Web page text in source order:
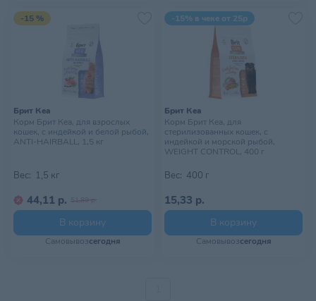
-15 %
Брит Кеа
Корм Брит Кеа, для взрослых
кошек, с индейкой и белой рыбой,
ANTI-HAIRBALL, 1,5 кг
Вес: 1,5 кг
44,11 р. 51,89 р.
В корзину
Самовывозсегодня
-15% в чеке от 25р
Брит Кеа
Корм Брит Кеа, для
стерилизованных кошек, с
индейкой и морской рыбой,
WEIGHT CONTROL, 400 г
Вес: 400 г
15,33 р.
В корзину
Самовывозсегодня